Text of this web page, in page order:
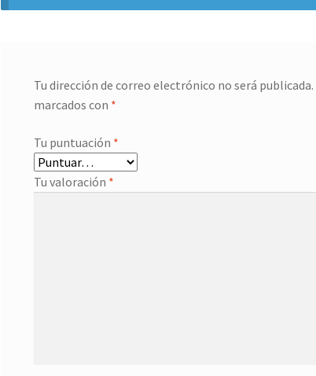
Tu dirección de correo electrónico no será publicada.
marcados con *
Tu puntuación *
Tu valoración *